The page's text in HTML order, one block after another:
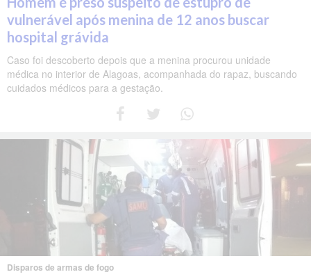
vulnerável após menina de 12 anos buscar
hospital grávida
Caso foi descoberto depois que a menina procurou unidade
médica no interior de Alagoas, acompanhada do rapaz, buscando
cuidados médicos para a gestação.
Disparos de armas de fogo